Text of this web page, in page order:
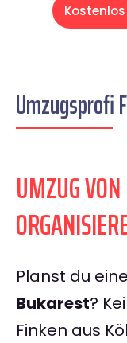
Umzugsprofi
UMZUG
Planst du
Bukarest?
Finken aus